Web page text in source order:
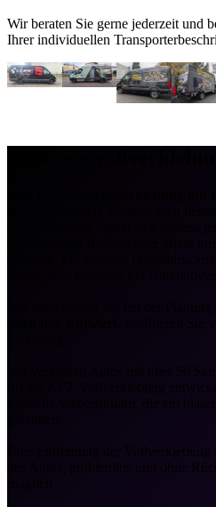
Wir beraten Sie gerne jederzeit und
Ihrer individuellen
gewerblichen Bereich oder privat
schaffen. Mit unseren
. Profitieren Sie
Wir verkleben Autos mit über 50
für die KFZ-Vollverklebung
spezielle Wabenstuktur, die ein
Eine Entfernung der
des Autos, problemlos und ohne